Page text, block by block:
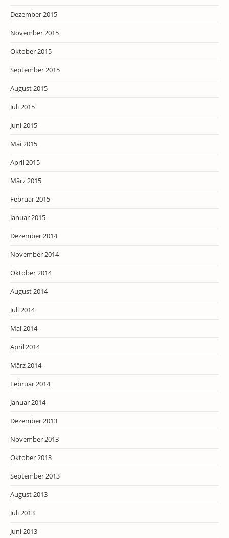
Dezember 2015
November 2015
Oktober 2015
September 2015
August 2015
Juli 2015
Juni 2015
Mai 2015
April 2015
März 2015
Februar 2015
Januar 2015
Dezember 2014
November 2014
Oktober 2014
August 2014
Juli 2014
Mai 2014
April 2014
März 2014
Februar 2014
Januar 2014
Dezember 2013
November 2013
Oktober 2013
September 2013
August 2013
Juli 2013
Juni 2013